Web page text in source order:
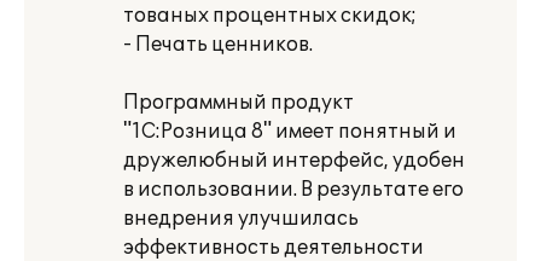
тованых процентных скидок;
- Печать ценников.
Программный продукт
"1С:Розница 8" имеет понятный и
дружелюбный интерфейс, удобен
в использовании. В результате его
внедрения улучшилась
эффективность деятельности